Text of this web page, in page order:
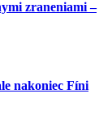
zraneniami –
nakoniec Fíni